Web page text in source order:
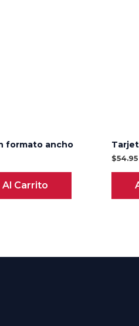
formato ancho
Al Carrito
$54.95